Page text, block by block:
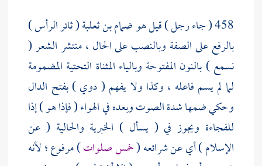
458 ( جاء رجل ) قيل هو ضمام بن ثعلبة( ثائر الرأس )
بالرفع على الصفة وبالنصب على الحال ، منتشر الشعر (
نسمع ) بالنون المفتوحة وبالياء المثناة التحتية المضمومة
لما لم يسم فاعله ، وكذا ولا يفهم ( دوي ) بفتح الدال
وحكي ضمها شدة الصوت وبعده في الهواء ( فإذا هو ) إذا
للفجاءة ويجوز في ( يسأل ) الخبرية والحالية ( عن
الإسلام ) أي عن شرائعه (خمس صلوات) مرفوع ؛ لأنه